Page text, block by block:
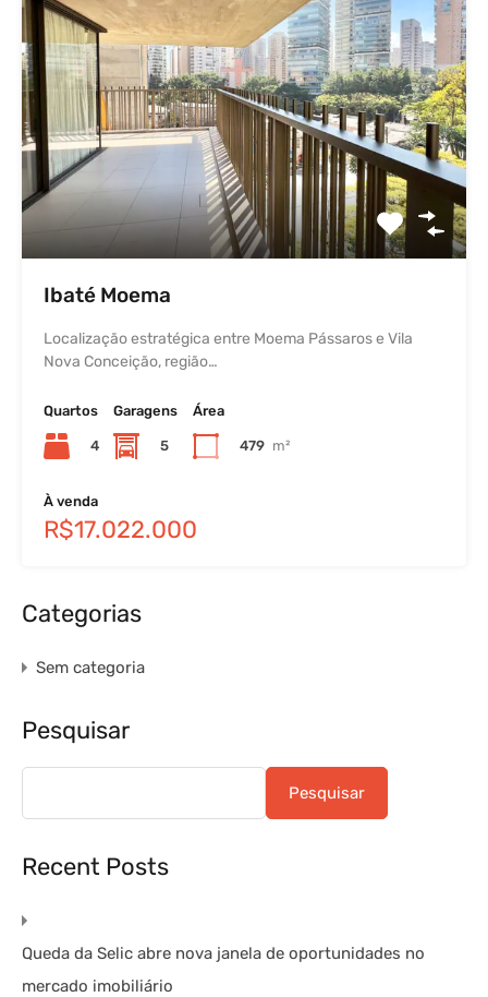
Ibaté Moema
Localização estratégica entre Moema Pássaros e Vila
Nova Conceição, região…
Quartos
4
Garagens
5
Área
479 m²
À venda
R$17.022.000
Categorias
Sem categoria
Pesquisar
Pesquisar
Recent Posts
Queda da Selic abre nova janela de oportunidades no
mercado imobiliário